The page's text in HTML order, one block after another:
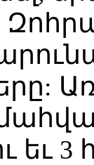
3